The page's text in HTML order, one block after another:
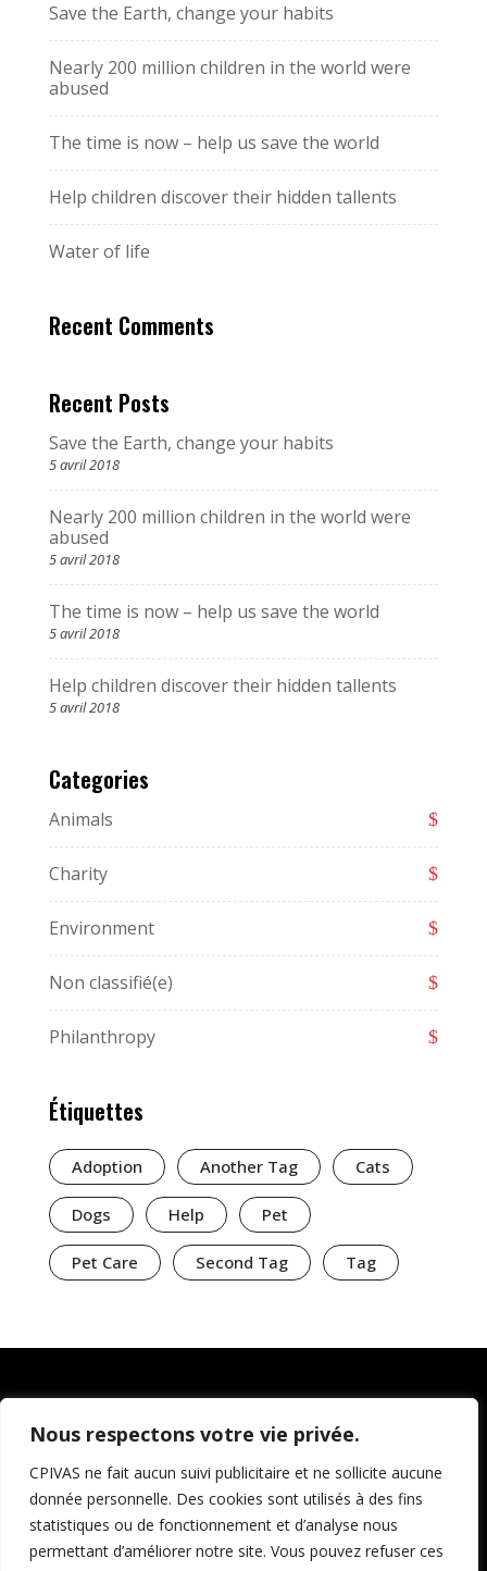
Nous respectons votre vie privée.
CPIVAS ne fait aucun suivi publicitaire et ne sollicite aucune
donnée personnelle. Des cookies sont utilisés à des fins
statistiques ou de fonctionnement et d’analyse nous
permettant d’améliorer notre site. Vous pouvez refuser ces
Save the Earth, change your habits
Nearly 200 million children in the world were
abused
The time is now – help us save the world
Help children discover their hidden tallents
Water of life
Recent Comments
Recent Posts
Save the Earth, change your habits
5 avril 2018
Nearly 200 million children in the world were
abused
5 avril 2018
The time is now – help us save the world
5 avril 2018
Help children discover their hidden tallents
5 avril 2018
Categories
Animals
Charity
Environment
Non classifié(e)
Philanthropy
Étiquettes
Adoption Another Tag Cats
Dogs Help Pet
Pet Care Second Tag Tag